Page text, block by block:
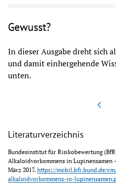
Gewusst?
In dieser Ausgabe dreht sich
und damit einhergehende
unten.
Literaturverzeichnis
Bundesinstitut für Risikobewertung
Alkaloidvorkommens in Lupinensamen
März 2017. https://mobil.bfr.bund.de/
alkaloidvorkommens-in-